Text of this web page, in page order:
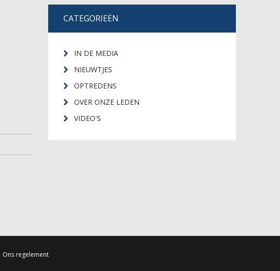
CATEGORIEËN
IN DE MEDIA
NIEUWTJES
OPTREDENS
OVER ONZE LEDEN
VIDEO'S
Ons regelement